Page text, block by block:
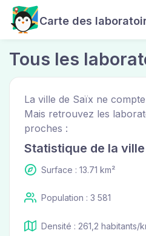
Carte des
Tous les
La ville de Saïx ne
Mais retrouvez les
proches :
Statistique de la ville
Surface : 13.71 km²
Population : 3 581
Densité : 261,2 habitants/